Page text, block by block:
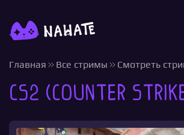
Главная Все стримы
CS2 (Counter